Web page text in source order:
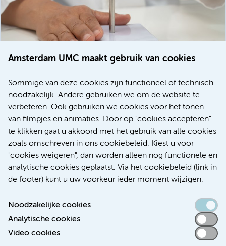
Amsterdam UMC maakt gebruik van cookies
Sommige van deze cookies zijn functioneel of technisch
noodzakelijk. Andere gebruiken we om de website te
verbeteren. Ook gebruiken we cookies voor het tonen
van filmpjes en animaties. Door op "cookies accepteren"
te klikken gaat u akkoord met het gebruik van alle cookies
zoals omschreven in ons cookiebeleid. Kiest u voor
"cookies weigeren", dan worden alleen nog functionele en
analytische cookies geplaatst. Via het cookiebeleid (link in
de footer) kunt u uw voorkeur ieder moment wijzigen.
Noodzakelijke cookies
Analytische cookies
Video cookies
voor patiënten met alvleesklierkanker verbeteren
Meer
Toegankelijkheidsverklaring